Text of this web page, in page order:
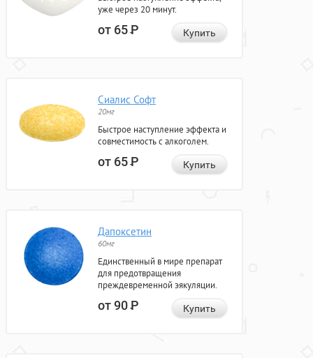
уже через 20 минут.
от 65Р Купить
Сиалис Софт
20мг
Быстрое наступление эффекта и
совместимость с алкоголем.
от 65Р Купить
Дапоксетин
60мг
Единственный в мире препарат
для предотвращения
преждевременной эякуляции.
от 90Р Купить